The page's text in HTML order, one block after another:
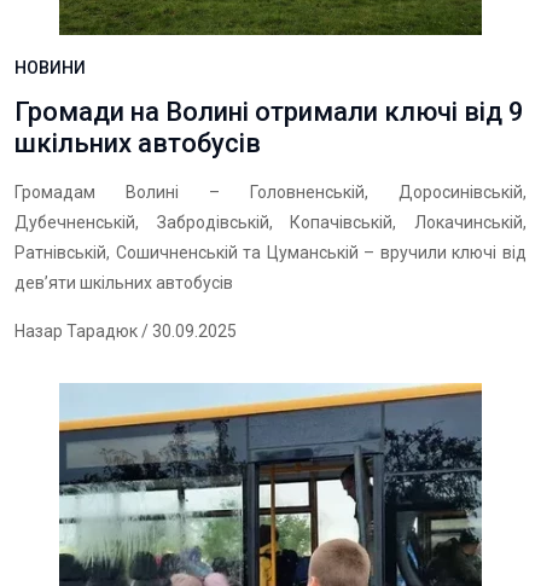
НОВИНИ
Громади на Волині отримали ключі від 9
шкільних автобусів
Громадам Волині – Головненській, Доросинівській,
Дубечненській, Забродівській, Копачівській, Локачинській,
Ратнівській, Сошичненській та Цуманській – вручили ключі від
дев’яти шкільних автобусів
Назар Тарадюк/ 30.09.2025